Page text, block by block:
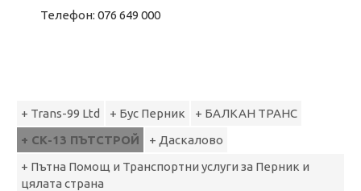
Телефон: 076 649 000
+ Trans-99 Ltd + Бус Перник
+ БАЛКАН ТРАНС
+ СК-13 ПЪТСТРОЙ
+ Даскалово
+ Пътна Помощ и Транспортни услуги за Перник и
цялата страна